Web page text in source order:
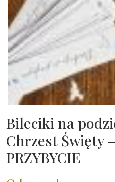
Bileciki na
Chrzest Święty
PRZYBYCIE